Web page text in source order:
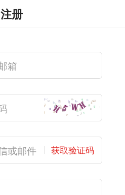
注册
获取验证码